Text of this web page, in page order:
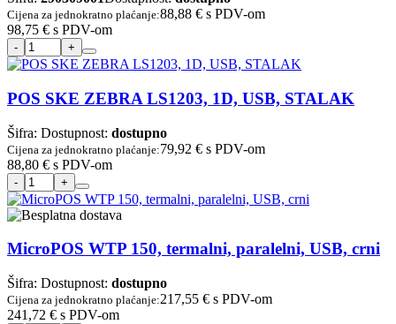
Cijena za jednokratno plaćanje:88,88 € s PDV-om
98,75 € s PDV-om
POS SKE ZEBRA LS1203, 1D, USB, STALAK
Šifra: Dostupnost: dostupno
Cijena za jednokratno plaćanje:79,92 € s PDV-om
88,80 € s PDV-om
MicroPOS WTP 150, termalni, paralelni, USB, crni
Šifra: Dostupnost: dostupno
Cijena za jednokratno plaćanje:217,55 € s PDV-om
241,72 € s PDV-om